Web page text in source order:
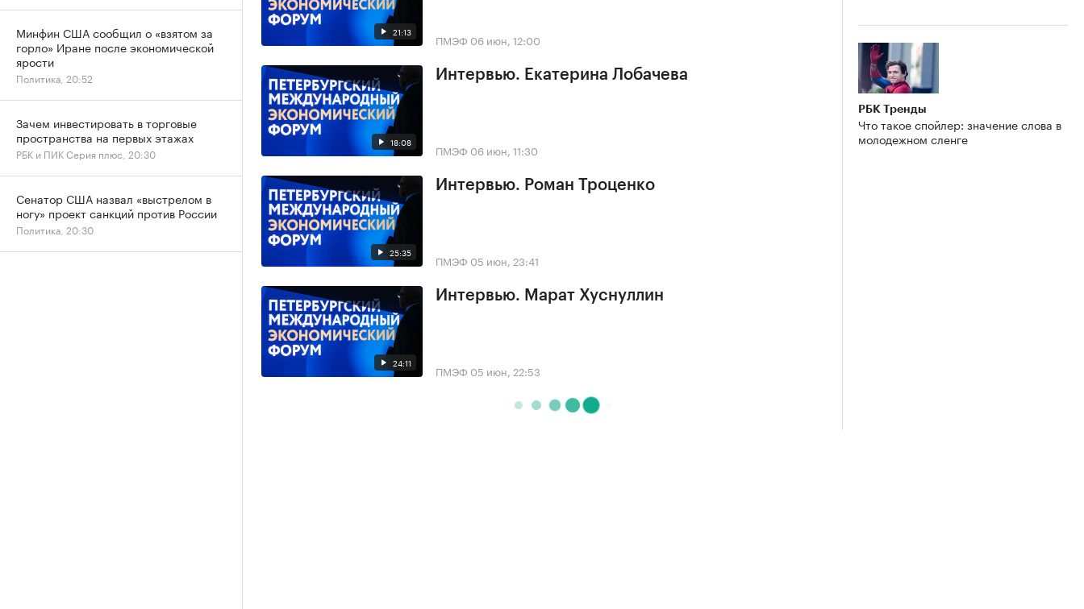
21:13 ПМЭФ 06 июн, 12:00
18:08
Интервью. Екатерина Лобачева
ПМЭФ 06 июн, 11:30
25:35
Интервью. Роман Троценко
ПМЭФ 05 июн, 23:41
24:11
Интервью. Марат Хуснуллин
ПМЭФ 05 июн, 22:53
РБК Тренды
Что такое спойлер: значение слова в
молодежном сленге
Минфин США сообщил о «взятом за
горло» Иране после экономической
ярости
Политика, 20:52
Зачем инвестировать в торговые
пространства на первых этажах
РБК и ПИК Серия плюс, 20:30
Сенатор США назвал «выстрелом в
ногу» проект санкций против России
Политика, 20:30